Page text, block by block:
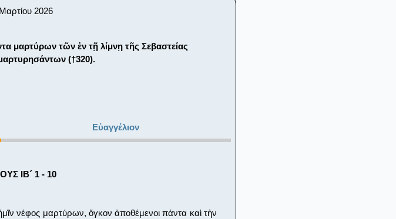
2026
μαρτύρων τῶν ἐν τῇ λίμνῃ τῆς Σεβαστείας
(†320).
Εὐαγγέλιον
ΙΒ´ 1 - 10
νέφος μαρτύρων, ὄγκον ἀποθέμενοι πάντα καὶ τὴν